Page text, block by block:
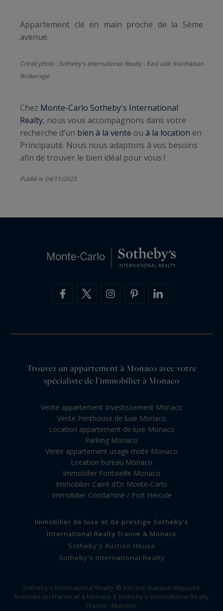
Appartement clé en main proche de la 5ème
avenue.
Crédit photo : Sotheby's International Realty - East side Manhattan
Brokerage
Chez Monte-Carlo Sotheby's International
Realty, nous vous accompagnons dans votre
recherche d’un bien à la vente ou à la location en
Principauté. Nous nous adaptons à vos besoins
afin de trouver le bien idéal pour vous !
Publié le 04/11/2025
Trouvez un appartement à Monaco avec votre
spécialiste de l'immobilier à Monaco
Vente appartement Investissement Monaco
Vente Penthouse de luxe Monaco
Location appartement de luxe Monaco
Parking Monaco
Vente appartement usage mixte Monaco
Location bureau Monaco
Immobilier Fontvieille Monaco
Immobilier Carré d’Or Monte-Carlo
Immobilier Condamine / Port Hercule
Immobilier de luxe et de prestige Sotheby's
International Realty France & Monaco
Sotheby's Auction House
Sotheby's International Realty
Sotheby's International Realty ® est une marque déposée
licenciée en France et à Monaco à Sotheby's International Realty
France - Monaco.